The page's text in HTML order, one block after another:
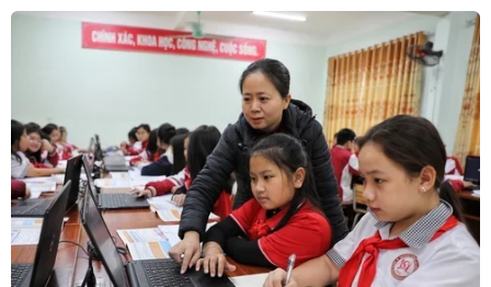
Khách hàng giao dịch tại Công ty Chứng khoán Bảo Việt. (Ảnh:
Trần Việt/TTXVN)
Sau chuỗi tăng điểm ấn tượng trong tuần trước,
thị trường chứng khoán Việt Nam tiếp tục duy
trì sắc xanh trong phiên sáng 30/6, đưa chỉ số
VN-Index lên mức 1.376,73 điểm - vùng đỉnh